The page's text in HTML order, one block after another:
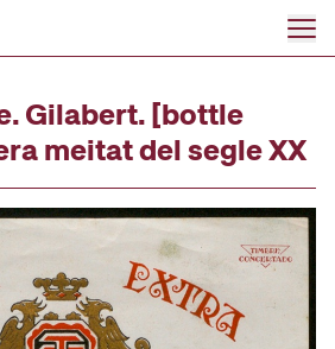
Gilabert. [bottle
meitat del segle XX